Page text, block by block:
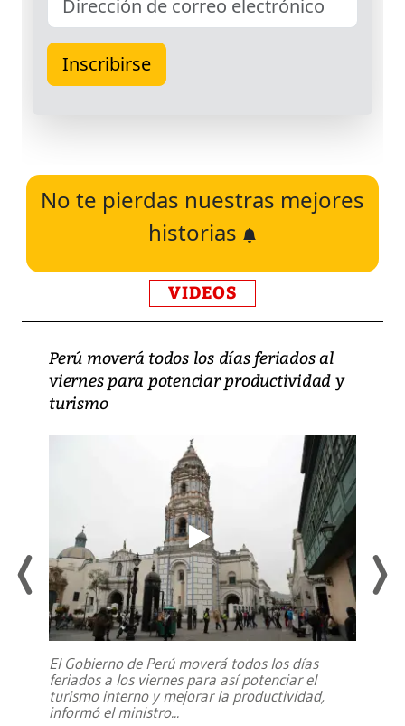
No te pierdas nuestras mejores
historias
VIDEOS
Perú moverá todos los días feriados al
viernes para potenciar productividad y
turismo
El Gobierno de Perú moverá todos los días
feriados a los viernes para así potenciar el
turismo interno y mejorar la productividad,
informó el ministro...